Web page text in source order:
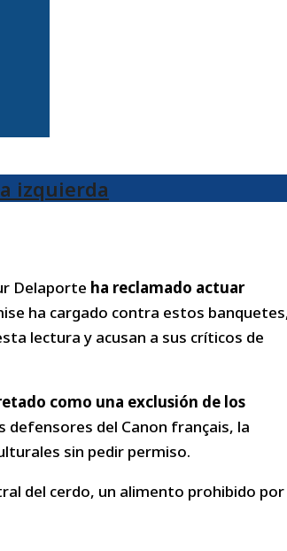
izquierda
Delaporte ha reclamado actuar
ha cargado contra estos
lectura y acusan a sus críticos de
como una exclusión de los
defensores del Canon français, la
sin pedir permiso.
del cerdo, un alimento prohibido por